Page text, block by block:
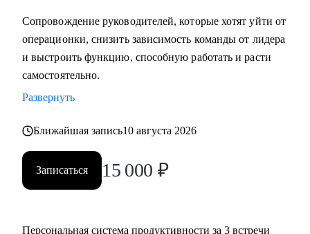
Сопровождение руководителей, которые хотят уйти от
операционки, снизить зависимость команды от лидера
и выстроить функцию, способную работать и расти
самостоятельно.
Развернуть
Ближайшая запись10 августа 2026
Записаться 15 000 ₽
Персональная система продуктивности за 3 встречи